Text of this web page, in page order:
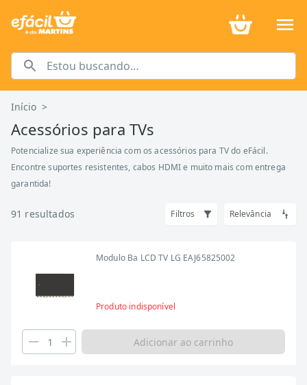
Início >
Acessórios para TVs
Potencialize sua experiência com os acessórios para TV do eFácil.
Encontre suportes resistentes, cabos HDMI e muito mais com entrega
garantida!
91 resultados Filtros Relevância
Modulo Ba LCD TV LG EAJ65825002
Produto indisponível
Adicionar ao carrinho